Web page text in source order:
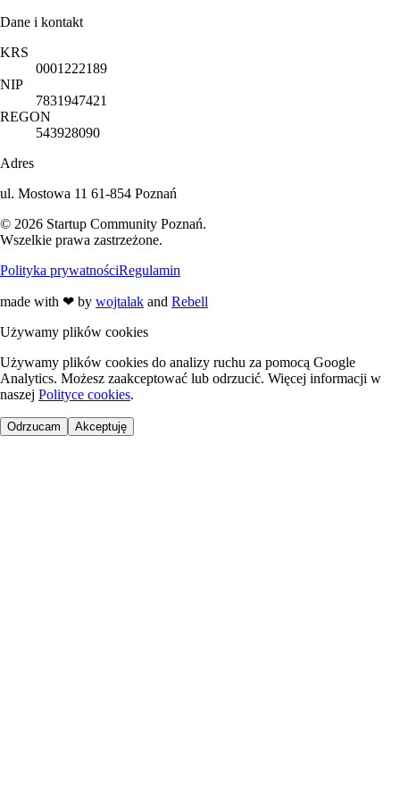
Dane i kontakt
KRS
0001222189
NIP
7831947421
REGON
543928090
Adres
ul. Mostowa 11 61-854 Poznań
© 2026 Startup Community Poznań.
Wszelkie prawa zastrzeżone.
Polityka prywatnościRegulamin
made with ❤ by wojtalak and Rebell
Używamy plików cookies
Używamy plików cookies do analizy ruchu za pomocą Google
Analytics. Możesz zaakceptować lub odrzucić. Więcej informacji w
naszej Polityce cookies.
Odrzucam Akceptuję